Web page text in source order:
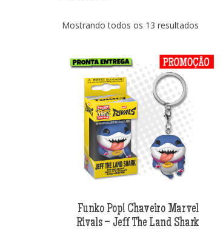
Mostrando todos os 13 resultados
recente
Funko Pop! Chaveiro Marvel
Rivals – Jeff The Land Shark